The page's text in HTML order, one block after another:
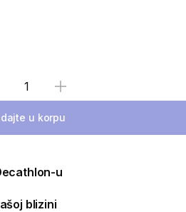
Izaberi količinu
u korpu
u
blizini